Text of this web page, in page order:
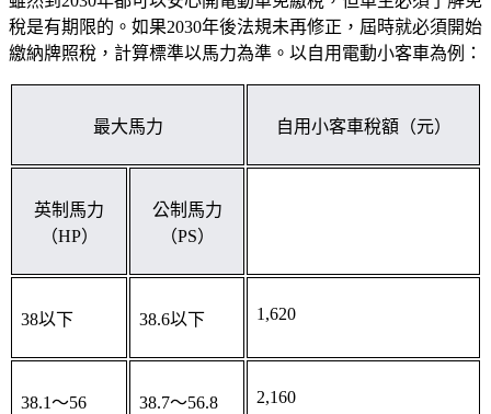
稅是有期限的。如果2030年後法規未再修正，屆時就必須開始
繳納牌照稅，計算標準以馬力為準。以自用電動小客車為例：
最大馬力 自用小客車稅額（元）
英制馬力
（HP）
公制馬力
（PS）
38以下 38.6以下 1,620
38.1～56 38.7～56.8 2,160